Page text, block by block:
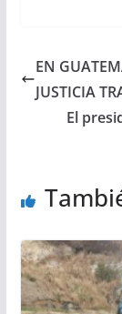
EN
JUSTICIA
El